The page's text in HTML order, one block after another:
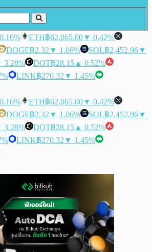
ETH฿62,065.00▼ 0.42%
DOGE฿2.32 ▼ 1.06% SOL฿2,452.96▼
3.28% DOT฿28.15 ▲ 0.52%
LINK฿270.32 ▼ 1.45%
ETH฿62,065.00▼ 0.42%
DOGE฿2.32 ▼ 1.06% SOL฿2,452.96▼
3.28% DOT฿28.15 ▲ 0.52%
LINK฿270.32 ▼ 1.45%